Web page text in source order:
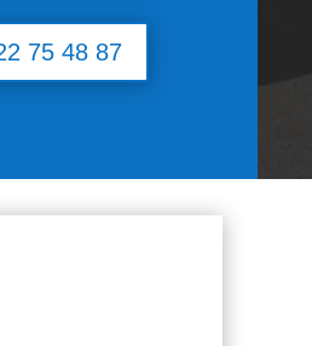
75 48 87